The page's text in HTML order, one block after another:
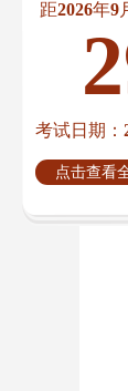
距2026年9
考试日期：
点击查看